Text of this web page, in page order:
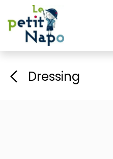
Se rendre au
Dressing